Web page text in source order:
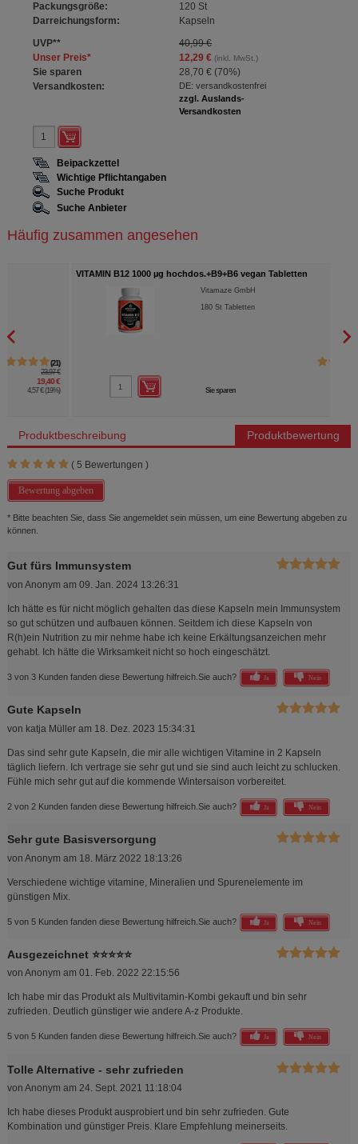
Packungsgröße:
120 St
Darreichungsform:
Kapseln
UVP**
40,99 €
Unser Preis* 12,29 €(inkl. MwSt.)
Sie sparen 28,70 € (70%)
Versandkosten:
DE: versandkostenfrei
zzgl. Auslands-
Versandkosten
Beipackzettel
Wichtige Pflichtangaben
Suche Produkt
Suche Anbieter
Häufig zusammen angesehen
VITAMIN B12 1000 µg hochdos.+B9+B6 vegan Tabletten
180
20
Sie sparen
Produktbeschreibung Produktbewertung
( 5 Bewertungen )
Bewertung abgeben
* Bitte beachten Sie, dass Sie angemeldet sein müssen, um eine Bewertung abgeben zu
können.
Gut fürs Immunsystem
von Anonym am 09. Jan. 2024 13:26:31
Ich hätte es für nicht möglich gehalten das diese Kapseln mein Immunsystem
so gut schützen und aufbauen können. Seitdem ich diese Kapseln von
R(h)ein Nutrition zu mir nehme habe ich keine Erkältungsanzeichen mehr
gehabt. Ich hätte die Wirksamkeit nicht so hoch eingeschätzt.
3 von 3 Kunden fanden diese Bewertung hilfreich. Sie auch? Ja Nein
Gute Kapseln
von katja Mülleram 18. Dez. 2023 15:34:31
Das sind sehr gute Kapseln, die mir alle wichtigen Vitamine in 2 Kapseln
täglich liefern. Ich vertrage sie sehr gut und sie sind auch leicht zu schlucken.
Fühle mich sehr gut auf die kommende Wintersaison vorbereitet.
2 von 2 Kunden fanden diese Bewertung hilfreich. Sie auch? Ja Nein
Sehr gute Basisversorgung
von Anonym am 18. März 2022 18:13:26
Verschiedene wichtige vitamine, Mineralien und Spurenelemente im
günstigen Mix.
5 von 5 Kunden fanden diese Bewertung hilfreich. Sie auch? Ja Nein
Ausgezeichnet ⭐️⭐️⭐️⭐️⭐️
von Anonym am 01. Feb. 2022 22:15:56
Ich habe mir das Produkt als Multivitamin-Kombi gekauft und bin sehr
zufrieden. Deutlich günstiger wie andere A-z Produkte.
5 von 5 Kunden fanden diese Bewertung hilfreich. Sie auch? Ja Nein
Tolle Alternative - sehr zufrieden
von Anonym am 24. Sept. 2021 11:18:04
Ich habe dieses Produkt ausprobiert und bin sehr zufrieden. Gute
Kombination und günstiger Preis. Klare Empfehlung meinerseits.